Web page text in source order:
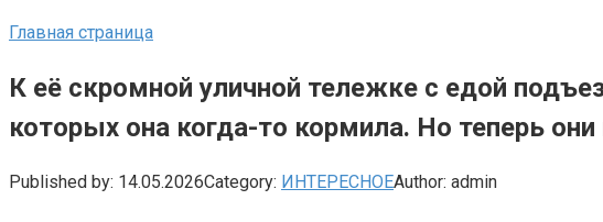
Главная страница
К её скромной уличной тележке с едой
которых она когда-то кормила. Но теперь
Published by: 14.05.2026Category: ИНТЕРЕСНОЕAuthor: admin